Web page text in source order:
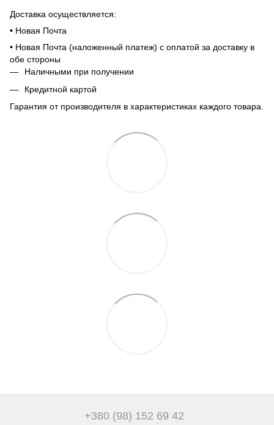
Доставка осуществляется:
• Новая Почта
• Новая Почта (наложенный платеж) с оплатой за доставку в
обе стороны
Наличными при получении
Кредитной картой
Гарантия от производителя в характеристиках каждого товара.
+380 (98) 152 69 42